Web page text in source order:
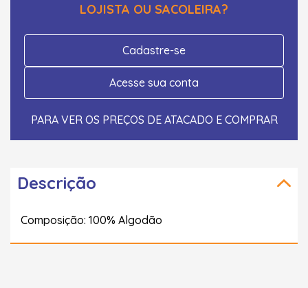
LOJISTA OU SACOLEIRA?
Cadastre-se
Acesse sua conta
PARA VER OS PREÇOS DE ATACADO E COMPRAR
Descrição
Composição: 100% Algodão